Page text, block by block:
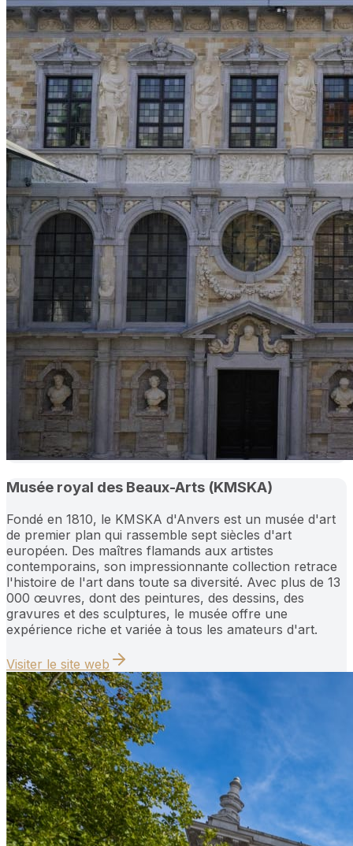
Musée royal des Beaux-Arts (KMSKA)
Fondé en 1810, le KMSKA d'Anvers est un musée d'art
de premier plan qui rassemble sept siècles d'art
européen. Des maîtres flamands aux artistes
contemporains, son impressionnante collection retrace
l'histoire de l'art dans toute sa diversité. Avec plus de 13
000 œuvres, dont des peintures, des dessins, des
gravures et des sculptures, le musée offre une
expérience riche et variée à tous les amateurs d'art.
Visiter le site web